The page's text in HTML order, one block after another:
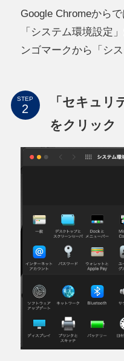
Google Chromeから
「システム環境設定
ンゴマークから「シ
STEP
「セキュリ
をクリック